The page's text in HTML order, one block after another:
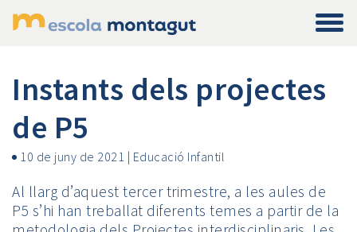
Instants dels projectes
de P5
10 de juny de 2021 | Educació Infantil
Al llarg d’aquest tercer trimestre, a les aules de
P5 s’hi han treballat diferents temes a partir de la